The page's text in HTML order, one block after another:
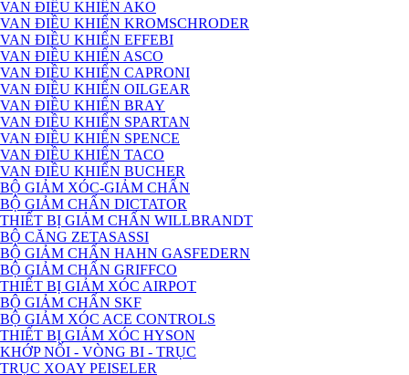
VAN ĐIỀU KHIỂN AKO
VAN ĐIỀU KHIỂN KROMSCHRODER
VAN ĐIỀU KHIỂN EFFEBI
VAN ĐIỀU KHIỂN ASCO
VAN ĐIỀU KHIỂN CAPRONI
VAN ĐIỀU KHIỂN OILGEAR
VAN ĐIỀU KHIỂN BRAY
VAN ĐIỀU KHIỂN SPARTAN
VAN ĐIỀU KHIỂN SPENCE
VAN ĐIỀU KHIỂN TACO
VAN ĐIỀU KHIỂN BUCHER
BỘ GIẢM XÓC-GIẢM CHẤN
BỘ GIẢM CHẤN DICTATOR
THIẾT BỊ GIẢM CHẤN WILLBRANDT
BỘ CĂNG ZETASASSI
BỘ GIẢM CHẤN HAHN GASFEDERN
BỘ GIẢM CHẤN GRIFFCO
THIẾT BỊ GIẢM XÓC AIRPOT
BỘ GIẢM CHẤN SKF
BỘ GIẢM XÓC ACE CONTROLS
THIẾT BỊ GIẢM XÓC HYSON
KHỚP NỐI - VÒNG BI - TRỤC
TRỤC XOAY PEISELER